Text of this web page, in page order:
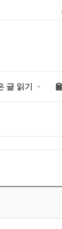
글 읽기